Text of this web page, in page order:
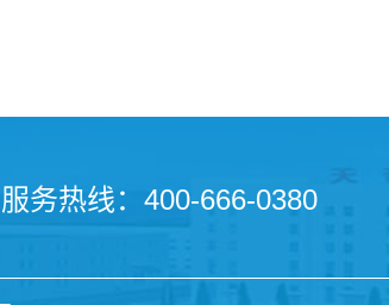
服务热线：400-666-0380